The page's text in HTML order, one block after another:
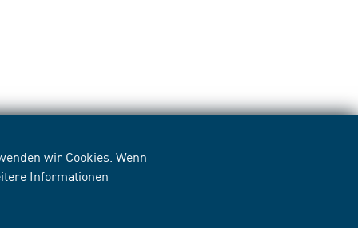
wir Cookies. Wenn
Informationen